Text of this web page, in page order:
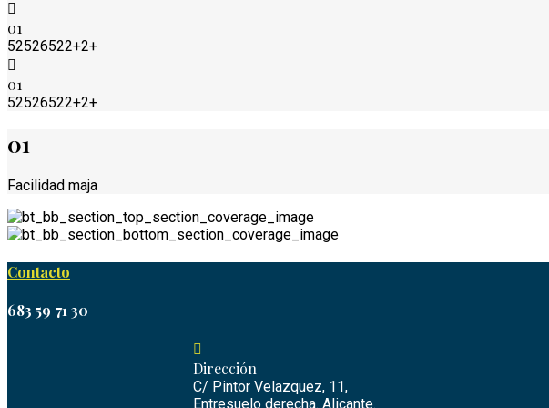
01
52526522+2+
01
52526522+2+
01
Facilidad maja
Contacto
683 59 71 30
Dirección
C/ Pintor Velazquez, 11,
Entresuelo derecha. Alicante.